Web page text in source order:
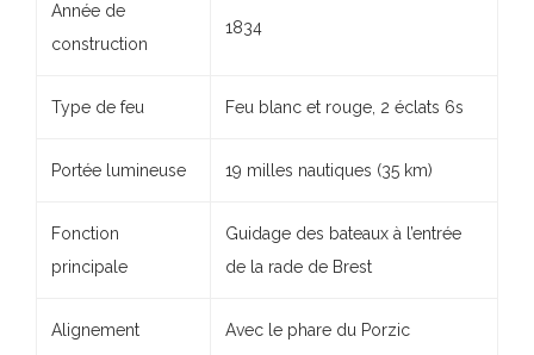
Année de
construction
1834
Type de feu Feu blanc et rouge, 2 éclats 6s
Portée lumineuse 19 milles nautiques (35 km)
Fonction
principale
Guidage des bateaux à l’entrée
de la rade de Brest
Alignement Avec le phare du Porzic